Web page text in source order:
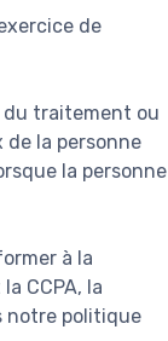
de
du traitement ou
la personne
la personne
à la
CCPA, la
notre politique